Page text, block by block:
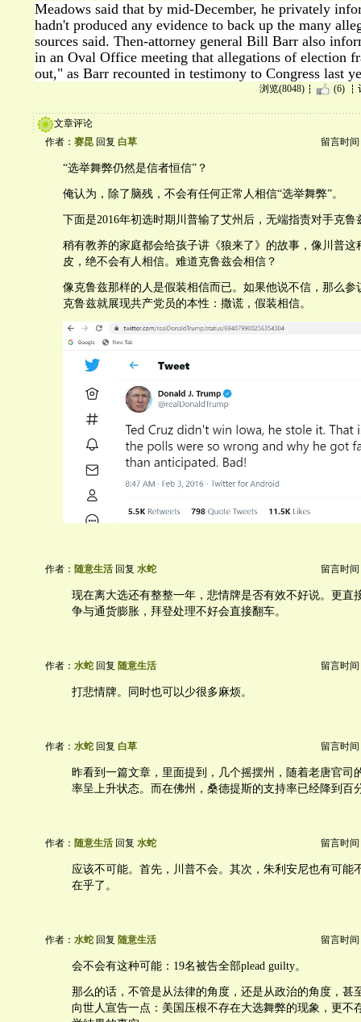
Meadows said that by mid-December, he privately
hadn't produced any evidence to back up the many
sources said. Then-attorney general Bill Barr also
in an Oval Office meeting that allegations of election
out," as Barr recounted in testimony to Congress last
浏览(8048) (6)
文章评论
作者： 赛昆 回复 白草 留言时间
“选举舞弊仍然是信者恒信”？
俺认为，除了脑残，不会有任何正常人相信“选举舞弊”。
下面是2016年初选时期川普输了艾州后，无端指责对手克鲁
稍有教养的家庭都会给孩子讲《狼来了》的故事，像川普这
皮，绝不会有人相信。难道克鲁兹会相信？
像克鲁兹那样的人是假装相信而已。如果他说不信，那么参
克鲁兹就展现共产党员的本性：撒谎，假装相信。
作者： 随意生活 回复 水蛇 留言时间
现在离大选还有整整一年，悲情牌是否有效不好说。更直
争与通货膨胀，拜登处理不好会直接翻车。
作者： 水蛇 回复 随意生活 留言时间
打悲情牌。同时也可以少很多麻烦。
作者： 水蛇 回复 白草 留言时间
昨看到一篇文章，里面提到，几个摇摆州，随着老唐官司
率呈上升状态。而在佛州，桑德提斯的支持率已经降到百
作者： 随意生活 回复 水蛇 留言时间
应该不可能。首先，川普不会。其次，朱利安尼也有可能
在乎了。
作者： 水蛇 回复 随意生活 留言时间
会不会有这种可能：19名被告全部plead guilty。
那么的话，不管是从法律的角度，还是从政治的角度，甚
向世人宣告一点：美国压根不存在大选舞弊的现象，更不